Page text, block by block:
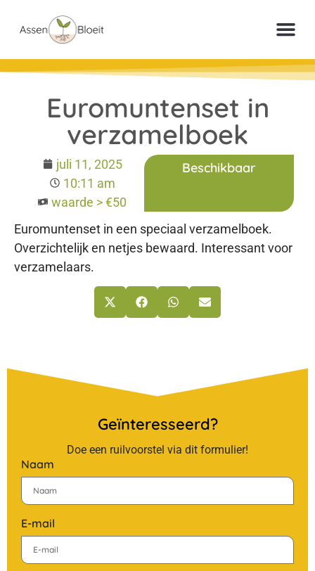
Euromuntenset in
verzamelboek
Beschikbaar
juli 11, 2025
10:11 am
waarde > €50
Euromuntenset in een speciaal verzamelboek.
Overzichtelijk en netjes bewaard. Interessant voor
verzamelaars.
Geïnteresseerd?
Doe een ruilvoorstel via dit formulier!
Naam
E-mail